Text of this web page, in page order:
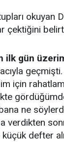
okuyan
çektiğini
ilk gün
için
ne
verdikten
küçük defter